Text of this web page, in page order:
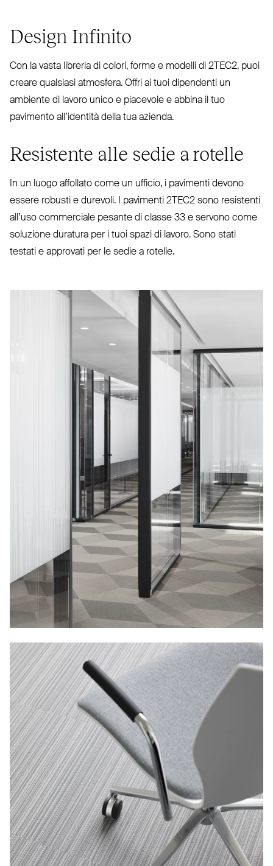
Design Infinito
Con la vasta libreria di colori, forme e modelli di 2TEC2, puoi
creare qualsiasi atmosfera. Offri ai tuoi dipendenti un
ambiente di lavoro unico e piacevole e abbina il tuo
pavimento all’i­dentità della tua azienda.
Resistente alle sedie a rotelle
In un luogo affollato come un ufficio, i pavimenti devono
essere robusti e durevoli. I pavimenti 2TEC2 sono resistenti
all’uso com­merciale pesante di classe 33 e servono come
soluzione duratura per i tuoi spazi di lavoro. Sono stati
testati e approvati per le sedie a rotelle.